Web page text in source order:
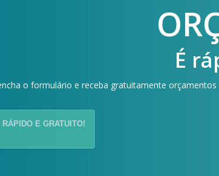
É
o formulário e receba gratuitamente
E GRATUITO!